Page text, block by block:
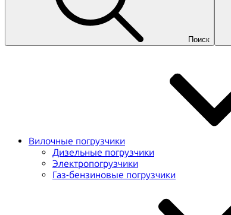
Поиск
Вилочные погрузчики
Дизельные погрузчики
Электропогрузчики
Газ-бензиновые погрузчики